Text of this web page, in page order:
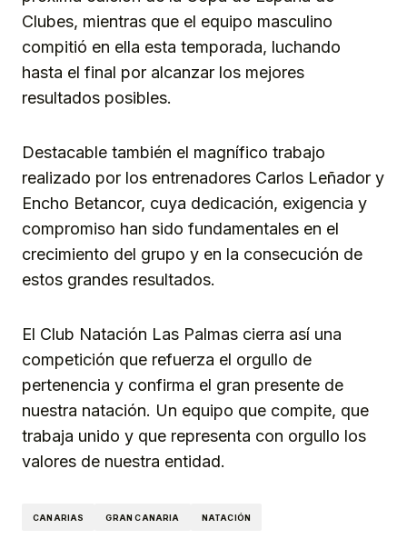
Clubes, mientras que el equipo masculino
compitió en ella esta temporada, luchando
hasta el final por alcanzar los mejores
resultados posibles.
Destacable también el magnífico trabajo
realizado por los entrenadores Carlos Leñador y
Encho Betancor, cuya dedicación, exigencia y
compromiso han sido fundamentales en el
crecimiento del grupo y en la consecución de
estos grandes resultados.
El Club Natación Las Palmas cierra así una
competición que refuerza el orgullo de
pertenencia y confirma el gran presente de
nuestra natación. Un equipo que compite, que
trabaja unido y que representa con orgullo los
valores de nuestra entidad.
CANARIAS GRAN CANARIA NATACIÓN